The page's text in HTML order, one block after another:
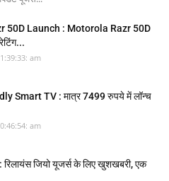
50D Launch : Motorola Razr 50D
am
Smart TV : मात्र 7499 रुपये में लॉन्च
am
जियो यूजर्स के लिए खुशखबरी, एक